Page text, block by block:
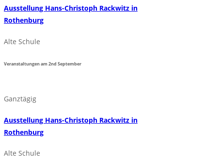
Ausstellung Hans-Christoph Rackwitz in
Rothenburg
Alte Schule
Veranstaltungen am2nd September
Ganztägig
Ausstellung Hans-Christoph Rackwitz in
Rothenburg
Alte Schule